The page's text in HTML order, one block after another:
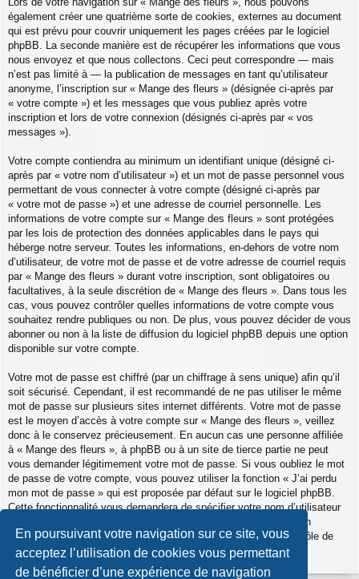
En poursuivant votre navigation sur ce site, vous
acceptez l’utilisation de cookies vous permettant
de bénéficier d’une expérience de navigation
également créer une quatrième sorte de cookies, externes au document
qui est prévu pour couvrir uniquement les pages créées par le logiciel
phpBB. La seconde manière est de récupérer les informations que vous
nous envoyez et que nous collectons. Ceci peut correspondre — mais
n’est pas limité à — la publication de messages en tant qu’utilisateur
anonyme, l’inscription sur « Mange des fleurs » (désignée ci-après par
« votre compte ») et les messages que vous publiez après votre
inscription et lors de votre connexion (désignés ci-après par « vos
messages »).
Votre compte contiendra au minimum un identifiant unique (désigné ci-
après par « votre nom d’utilisateur ») et un mot de passe personnel vous
permettant de vous connecter à votre compte (désigné ci-après par
« votre mot de passe ») et une adresse de courriel personnelle. Les
informations de votre compte sur « Mange des fleurs » sont protégées
par les lois de protection des données applicables dans le pays qui
héberge notre serveur. Toutes les informations, en-dehors de votre nom
d’utilisateur, de votre mot de passe et de votre adresse de courriel requis
par « Mange des fleurs » durant votre inscription, sont obligatoires ou
facultatives, à la seule discrétion de « Mange des fleurs ». Dans tous les
cas, vous pouvez contrôler quelles informations de votre compte vous
souhaitez rendre publiques ou non. De plus, vous pouvez décider de vous
abonner ou non à la liste de diffusion du logiciel phpBB depuis une option
disponible sur votre compte.
Votre mot de passe est chiffré (par un chiffrage à sens unique) afin qu’il
soit sécurisé. Cependant, il est recommandé de ne pas utiliser le même
mot de passe sur plusieurs sites internet différents. Votre mot de passe
est le moyen d’accès à votre compte sur « Mange des fleurs », veillez
donc à le conservez précieusement. En aucun cas une personne affiliée
à « Mange des fleurs », à phpBB ou à un site de tierce partie ne peut
vous demander légitimement votre mot de passe. Si vous oubliez le mot
de passe de votre compte, vous pouvez utiliser la fonction « J’ai perdu
mon mot de passe » qui est proposée par défaut sur le logiciel phpBB.
Cette fonctionnalité vous demandera de spécifier votre nom d’utilisateur
et votre adresse de courriel et le logiciel phpBB générera alors un
nouveau mot de passe afin que vous puissiez reprendre le contrôle de
votre compte.